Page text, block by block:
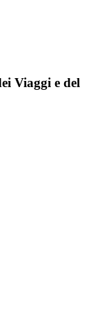
Viaggi e del